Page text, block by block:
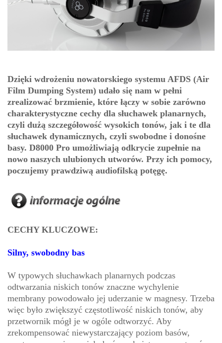
Dzięki wdrożeniu nowatorskiego systemu AFDS (Air
Film Dumping System) udało się nam w pełni
zrealizować brzmienie, które łączy w sobie zarówno
charakterystyczne cechy dla słuchawek planarnych,
czyli dużą szczegółowość wysokich tonów, jak i te dla
słuchawek dynamicznych, czyli swobodne i donośne
basy. D8000 Pro umożliwiają odkrycie zupełnie na
nowo naszych ulubionych utworów. Przy ich pomocy,
poczujemy prawdziwą audiofilską potęgę.
CECHY KLUCZOWE:
Silny, swobodny bas
W typowych słuchawkach planarnych podczas
odtwarzania niskich tonów znaczne wychylenie
membrany powodowało jej uderzanie w magnesy. Trzeba
więc było zwiększyć częstotliwość niskich tonów, aby
przetwornik mógł je w ogóle odtworzyć. Aby
zrekompensować niewystarczający poziom basów,